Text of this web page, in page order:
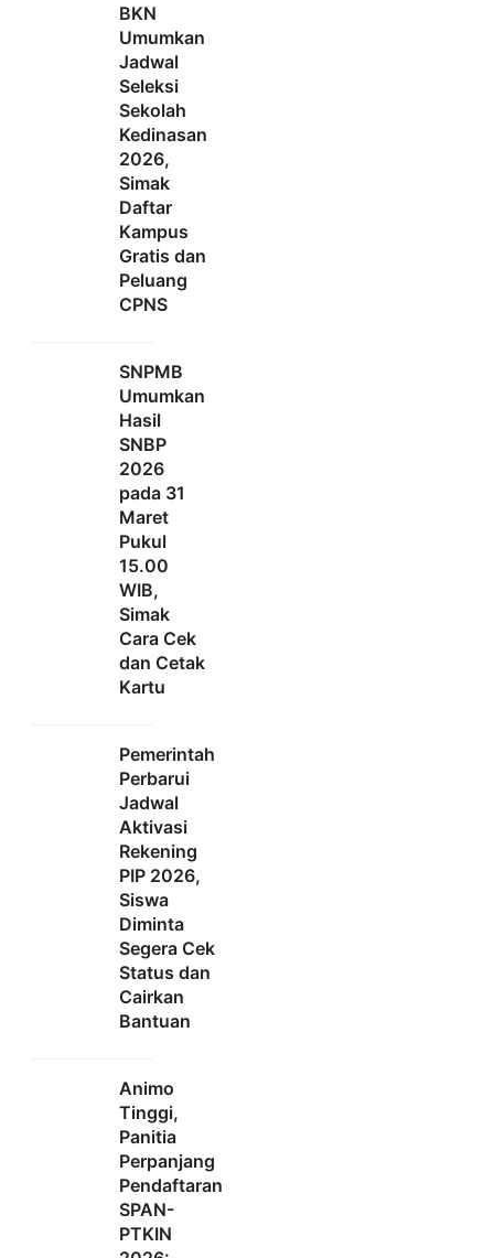
BKN
Umumkan
Jadwal
Seleksi
Sekolah
Kedinasan
2026,
Simak
Daftar
Kampus
Gratis dan
Peluang
CPNS
SNPMB
Umumkan
Hasil
SNBP
2026
pada 31
Maret
Pukul
15.00
WIB,
Simak
Cara Cek
dan Cetak
Kartu
Pemerintah
Perbarui
Jadwal
Aktivasi
Rekening
PIP 2026,
Siswa
Diminta
Segera Cek
Status dan
Cairkan
Bantuan
Animo
Tinggi,
Panitia
Perpanjang
Pendaftaran
SPAN-
PTKIN